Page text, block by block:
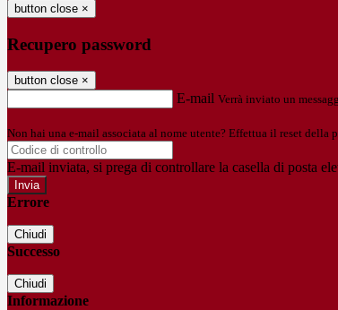
button close ×
Recupero password
button close ×
E-mail Verrà inviato un
Non hai una e-mail associata al nome utente? Effettua il reset della
E-mail inviata, si prega di controllare la casella di posta
Errore
Chiudi
Successo
Chiudi
Informazione